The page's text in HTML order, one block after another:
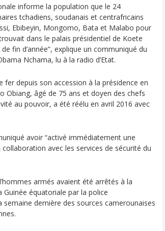
informe la population que le 24
tchadiens, soudanais et centrafricains
Ebibeyin, Mongomo, Bata et Malabo pour
dans le palais présidentiel de Koete
fin d’année”, explique un communiqué du
Nchama, lu à la radio d’Etat.
fer depuis son accession à la présidence en
Obiang, âgé de 75 ans et doyen des chefs
au pouvoir, a été réélu en avril 2016 avec
avoir “activé immédiatement une
avec les services de sécurité du
armés avaient été arrêtés à la
équatoriale par la police
dernière des sources camerounaises